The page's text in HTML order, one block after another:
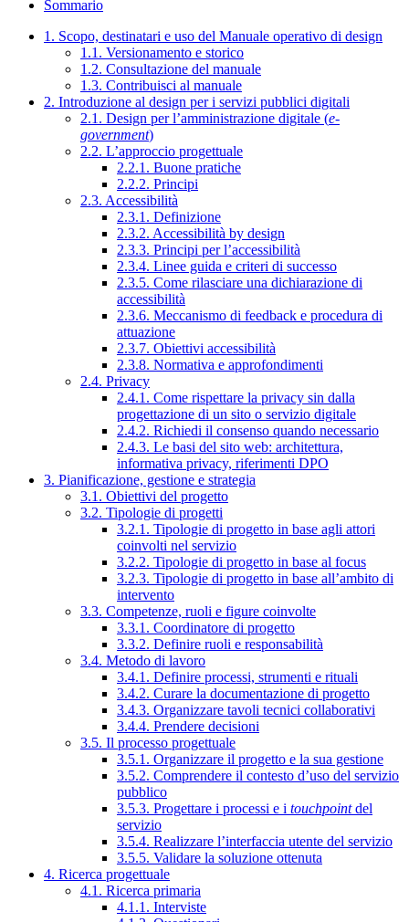
Sommario
1. Scopo, destinatari e uso del Manuale operativo di design
1.1. Versionamento e storico
1.2. Consultazione del manuale
1.3. Contribuisci al manuale
2. Introduzione al design per i servizi pubblici digitali
2.1. Design per l’amministrazione digitale (e-
government)
2.2. L’approccio progettuale
2.2.1. Buone pratiche
2.2.2. Principi
2.3. Accessibilità
2.3.1. Definizione
2.3.2. Accessibilità by design
2.3.3. Principi per l’accessibilità
2.3.4. Linee guida e criteri di successo
2.3.5. Come rilasciare una dichiarazione di
accessibilità
2.3.6. Meccanismo di feedback e procedura di
attuazione
2.3.7. Obiettivi accessibilità
2.3.8. Normativa e approfondimenti
2.4. Privacy
2.4.1. Come rispettare la privacy sin dalla
progettazione di un sito o servizio digitale
2.4.2. Richiedi il consenso quando necessario
2.4.3. Le basi del sito web: architettura,
informativa privacy, riferimenti DPO
3. Pianificazione, gestione e strategia
3.1. Obiettivi del progetto
3.2. Tipologie di progetti
3.2.1. Tipologie di progetto in base agli attori
coinvolti nel servizio
3.2.2. Tipologie di progetto in base al focus
3.2.3. Tipologie di progetto in base all’ambito di
intervento
3.3. Competenze, ruoli e figure coinvolte
3.3.1. Coordinatore di progetto
3.3.2. Definire ruoli e responsabilità
3.4. Metodo di lavoro
3.4.1. Definire processi, strumenti e rituali
3.4.2. Curare la documentazione di progetto
3.4.3. Organizzare tavoli tecnici collaborativi
3.4.4. Prendere decisioni
3.5. Il processo progettuale
3.5.1. Organizzare il progetto e la sua gestione
3.5.2. Comprendere il contesto d’uso del servizio
pubblico
3.5.3. Progettare i processi e i touchpointdel
servizio
3.5.4. Realizzare l’interfaccia utente del servizio
3.5.5. Validare la soluzione ottenuta
4. Ricerca progettuale
4.1. Ricerca primaria
4.1.1. Interviste